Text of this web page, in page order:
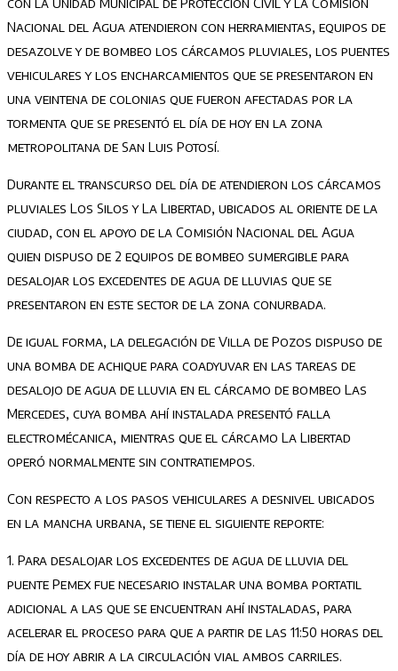
Nacional del Agua atendieron con herramientas, equipos de
desazolvey de bombeo los cárcamos pluviales, los puentes
vehiculares y los encharcamientos que se presentaron en
una veintena de colonias que fueron afectadas por la
tormenta que se presentó el día de hoy en la zona
metropolitana de San Luis Potosí.
Durante el transcurso del día de atendieron los cárcamos
pluviales Los Silos y La Libertad, ubicados al oriente de la
ciudad, con el apoyo de la Comisión Nacional del Agua
quien dispuso de 2 equipos de bombeo sumergible para
desalojar los excedentes de agua de lluvias que se
presentaron en este sector de la zona conurbada.
De igual forma, la delegación de Villa de Pozos dispuso de
una bomba de achique para coadyuvar en las tareas de
desalojo de agua de lluvia en el cárcamo de bombeo Las
Mercedes, cuya bomba ahí instalada presentó falla
electromécanica, mientras que el cárcamo La Libertad
operó normalmente sin contratiempos.
Con respecto a los pasos vehiculares a desnivel ubicados
en la mancha urbana, se tiene el siguiente reporte:
1. Para desalojar los excedentes de agua de lluvia del
puente Pemex fue necesario instalar una bomba portatil
adicional a las que se encuentran ahí instaladas, para
acelerar el proceso para que a partir de las 11:50 horas del
día de hoyabrir a la circulación vial ambos carriles.